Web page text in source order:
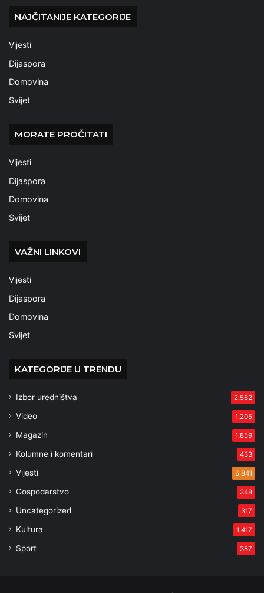
NAJČITANIJE KATEGORIJE
Vijesti
Dijaspora
Domovina
Svijet
MORATE PROČITATI
Vijesti
Dijaspora
Domovina
Svijet
VAŽNI LINKOVI
Vijesti
Dijaspora
Domovina
Svijet
KATEGORIJE U TRENDU
Izbor uredništva 2.562
Video 1.205
Magazin 1.859
Kolumne i komentari 433
Vijesti 6.841
Gospodarstvo 348
Uncategorized 317
Kultura 1.417
Sport 387